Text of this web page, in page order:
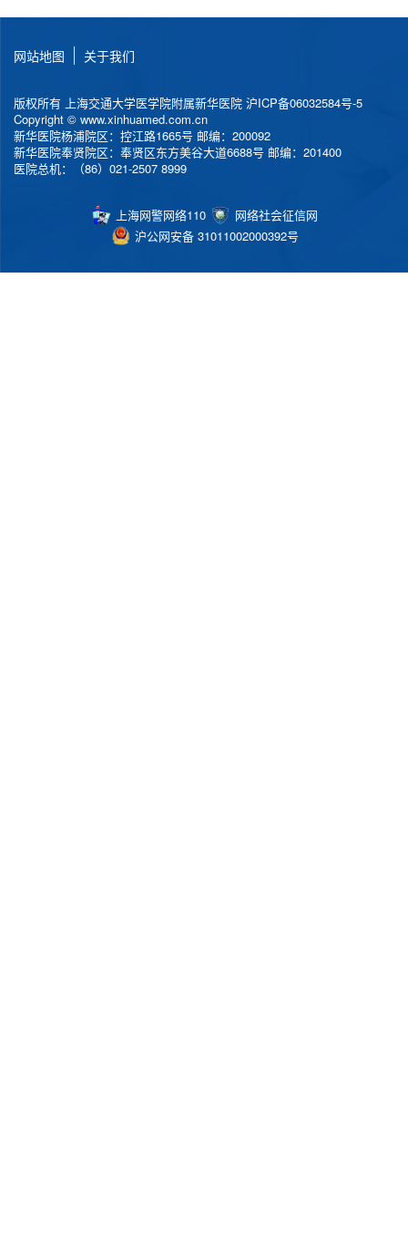
网站地图 关于我们
版权所有 上海交通大学医学院附属新华医院 沪ICP备06032584号-5
Copyright © www.xinhuamed.com.cn
新华医院杨浦院区：控江路1665号 邮编：200092
新华医院奉贤院区：奉贤区东方美谷大道6688号 邮编：201400
医院总机：（86）021-2507 8999
上海网警网络110
网络社会征信网
沪公网安备 31011002000392号